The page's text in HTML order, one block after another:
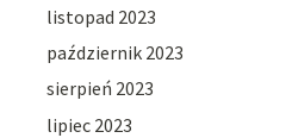
listopad 2023
październik 2023
sierpień 2023
lipiec 2023